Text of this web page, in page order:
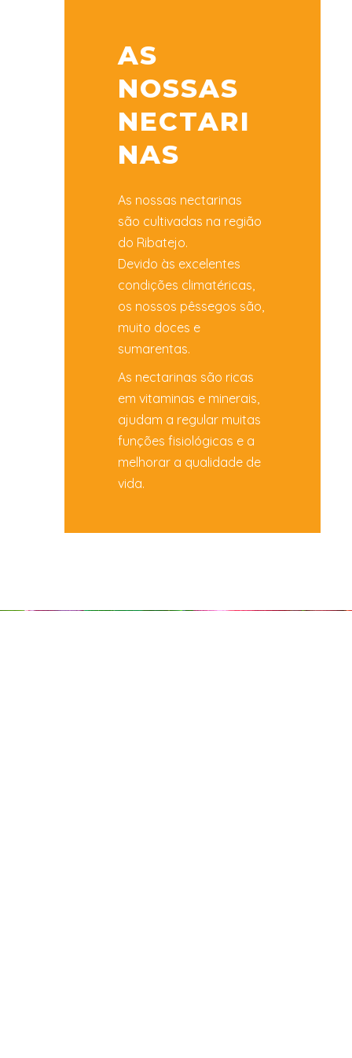
AS
NOSSAS
NECTARI
NAS
As nossas nectarinas
são cultivadas na região
do Ribatejo.
Devido às excelentes
condições climatéricas,
os nossos pêssegos são,
muito doces e
sumarentas.
As nectarinas são ricas
em vitaminas e minerais,
ajudam a regular muitas
funções fisiológicas e a
melhorar a qualidade de
vida.